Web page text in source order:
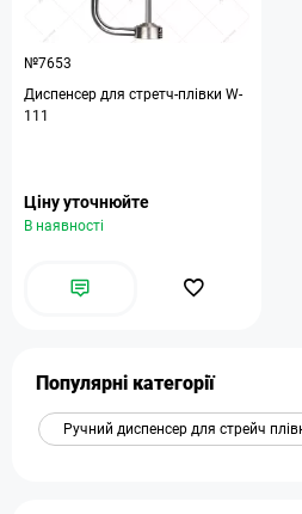
№7653
Диспенсер для стретч-плівки W-
111
Ціну уточнюйте
В наявності
Популярні категорії
Ручний диспенсер для стрейч